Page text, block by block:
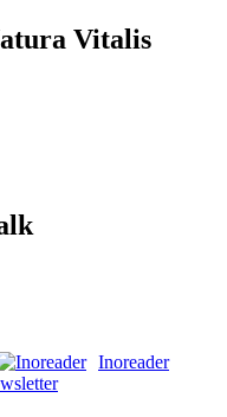
Vitalis
Inoreader